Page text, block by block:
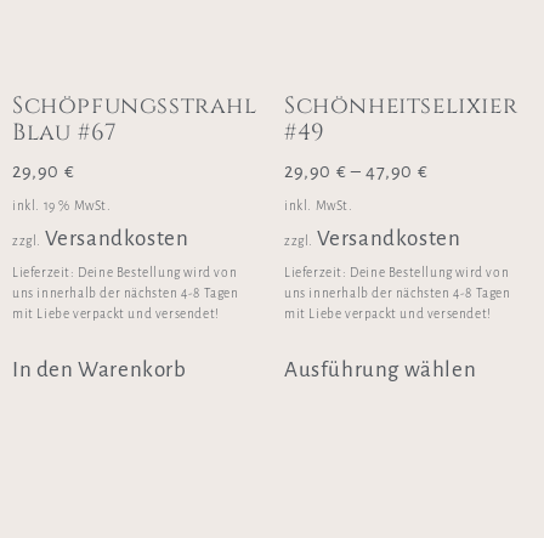
Schöpfungsstrahl
Blau #67
29,90 €
inkl. 19 % MwSt.
zzgl. Versandkosten
Lieferzeit: Deine Bestellung wird von
uns innerhalb der nächsten 4-8 Tagen
mit Liebe verpackt und versendet!
In den Warenkorb
Schönheitselixier
#49
29,90 €–47,90 €
inkl. MwSt.
zzgl. Versandkosten
Lieferzeit: Deine Bestellung wird von
uns innerhalb der nächsten 4-8 Tagen
mit Liebe verpackt und versendet!
Ausführung wählen